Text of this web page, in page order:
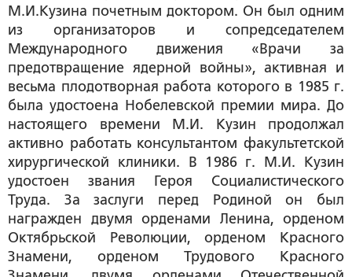
М.И.Кузина почетным доктором. Он был одним
из организаторов и сопредседателем
Международного движения «Врачи за
предотвращение ядерной войны», активная и
весьма плодотворная работа которого в 1985 г.
была удостоена Нобелевской премии мира. До
настоящего времени М.И. Кузин продолжал
активно работать консультантом факультетской
хирургической клиники. В 1986 г. М.И. Кузин
удостоен звания Героя Социалистического
Труда. За заслуги перед Родиной он был
награжден двумя орденами Ленина, орденом
Октябрьской Революции, орденом Красного
Знамени, орденом Трудового Красного